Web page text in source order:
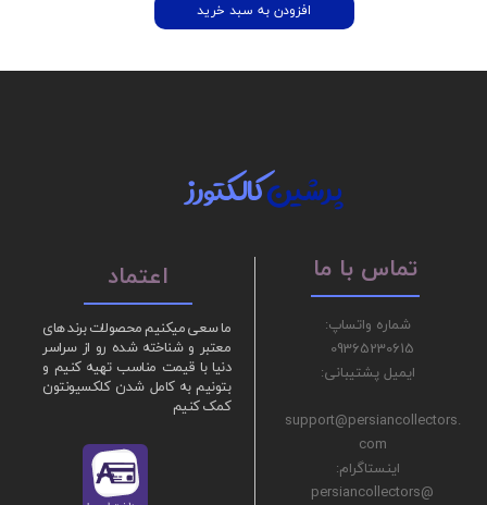
افزودن به سبد خرید
ما سعی میکنیم محصولات برند های
معتبر و شناخته شده رو از سراسر
دنیا با قیمت مناسب تهیه کنیم و
بتونیم به کامل شدن کلکسیونتون
کمک کنیم
پرشینکالکتورز
شماره واتساپ:
09365230615
ایمیل پشتیبانی:
support@persiancollectors.
com
اینستاگرام:
@persiancollectors
تماس با ما اعتماد